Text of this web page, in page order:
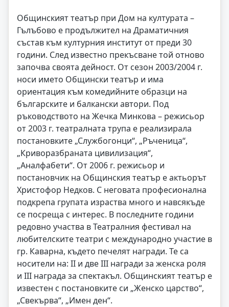
Общинският театър при Дом на културата –
Гълъбово е продължител на Драматичния
състав към културния институт от преди 30
години. След известно прекъсване той отново
започва своята дейност. От сезон 2003/2004 г.
носи името Общински театър и има
ориентация към комедийните образци на
българските и балкански автори. Под
ръководството на Жечка Минкова – режисьор
от 2003 г. театралната трупа е реализирала
постановките „Службогонци“, „Ръченица“,
„Криворазбраната цивилизация“,
„Аналфабети“. От 2006 г. режисьор и
постановчик на Общинския театър е актьорът
Христофор Недков. С неговата професионална
подкрепа групата израства много и навсякъде
се посреща с интерес. В последните години
редовно участва в Театралния фестивал на
любителските театри с международно участие в
гр. Каварна, където печелят награди. Те са
носители на: II и две III награди за женска роля
и III награда за спектакъл. Общинският театър е
известен с постановките си „Женско царство“,
„Свекърва“, „Имен ден“.